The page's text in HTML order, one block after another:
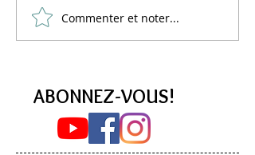
Lemon Curd Vegan :
L'alternative saine aux pois
Commenter et noter...
ABONNEZ-VOUS!